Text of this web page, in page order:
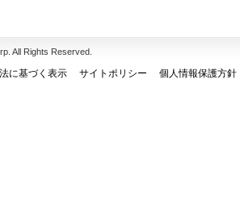
All Rights Reserved.
に基づく表示 サイトポリシー
個人情報保護方針